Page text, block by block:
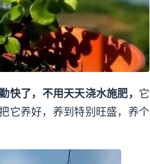
快了，不用天天浇水施肥， 它
它养好，养到特别旺盛，养个